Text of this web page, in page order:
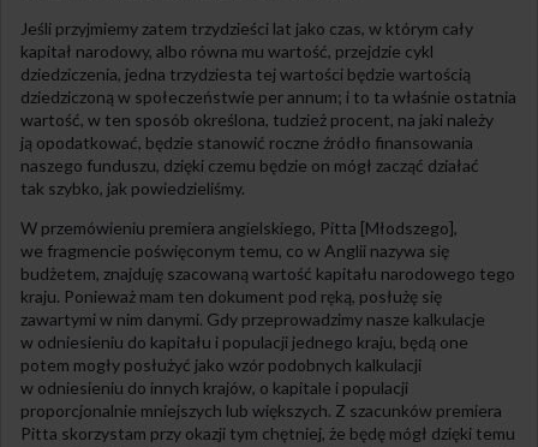
Jeśli przyjmiemy zatem trzydzieści lat jako czas, w którym cały
kapitał narodowy, albo równa mu wartość, przejdzie cykl
dziedziczenia, jedna trzydziesta tej wartości będzie wartością
dziedziczoną w społeczeństwie per annum; i to ta właśnie ostatnia
wartość, w ten sposób określona, tudzież procent, na jaki należy
ją opodatkować, będzie stanowić roczne źródło finansowania
naszego funduszu, dzięki czemu będzie on mógł zacząć działać
tak szybko, jak powiedzieliśmy.
W przemówieniu premiera angielskiego, Pitta [Młodszego],
we fragmencie poświęconym temu, co w Anglii nazywa się
budżetem, znajduję szacowaną wartość kapitału narodowego tego
kraju. Ponieważ mam ten dokument pod ręką, posłużę się
zawartymi w nim danymi. Gdy przeprowadzimy nasze kalkulacje
w odniesieniu do kapitału i populacji jednego kraju, będą one
potem mogły posłużyć jako wzór podobnych kalkulacji
w odniesieniu do innych krajów, o kapitale i populacji
proporcjonalnie mniejszych lub większych. Z szacunków premiera
Pitta skorzystam przy okazji tym chętniej, że będę mógł dzięki temu